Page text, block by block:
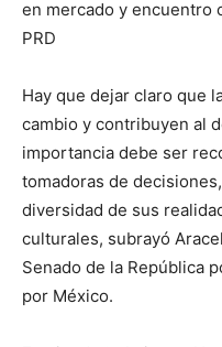
en mercado y encuentro
PRD
Hay que dejar claro que
cambio y contribuyen al
importancia debe ser
tomadoras de
diversidad de sus
culturales, subrayó
Senado de la República
por México.